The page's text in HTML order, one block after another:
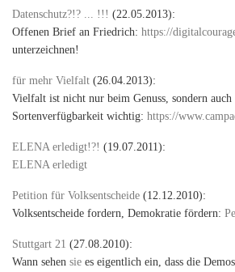
Datenschutz?!? ... !!! (22.05.2013):
Offenen Brief an Friedrich: https://
unterzeichnen!
für mehr Vielfalt (26.04.2013):
Vielfalt ist nicht nur beim Genuss, sondern auch
Sortenverfügbarkeit wichtig: https://
ELENA erledigt!?! (19.07.2011):
ELENA erledigt
Petition für Volksentscheide (12.12.2010):
Volksentscheide fordern, Demokratie fördern:
Stuttgart 21 (27.08.2010):
Wann sehen sie es eigentlich ein, dass die